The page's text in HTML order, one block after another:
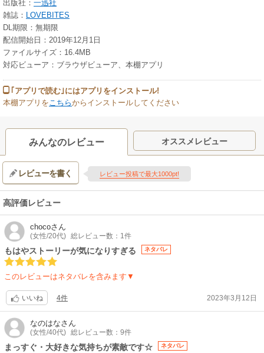
出版社： 一迅社
雑誌： LOVEBITES
DL期限：無期限
配信開始日：2019年12月1日
ファイルサイズ：16.4MB
対応ビューア：ブラウザビューア、本棚アプリ
｢アプリで読む｣にはアプリをインストール!
本棚アプリを こちらからインストールしてください
みんなのレビュー オススメレビュー
レビューを書く レビュー投稿で最大1000pt!
高評価レビュー
chocoさん
(女性/20代) 総レビュー数：1件
もはやストーリーが気になりすぎる ネタバレ
このレビューはネタバレを含みます▼
いいね 4件 2023年3月12日
なのはなさん
(女性/40代) 総レビュー数：9件
まっすぐ・大好きな気持ちが素敵です☆ ネタバレ